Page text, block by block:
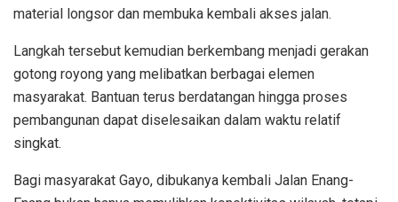
material longsor dan membuka kembali akses jalan.
Langkah tersebut kemudian berkembang menjadi gerakan
gotong royong yang melibatkan berbagai elemen
masyarakat. Bantuan terus berdatangan hingga proses
pembangunan dapat diselesaikan dalam waktu relatif
singkat.
Bagi masyarakat Gayo, dibukanya kembali Jalan Enang-